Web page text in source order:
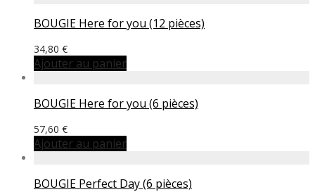
BOUGIE Here for you (12 pièces)
34,80 €
Ajouter au panier
BOUGIE Here for you (6 pièces)
57,60 €
Ajouter au panier
BOUGIE Perfect Day (6 pièces)